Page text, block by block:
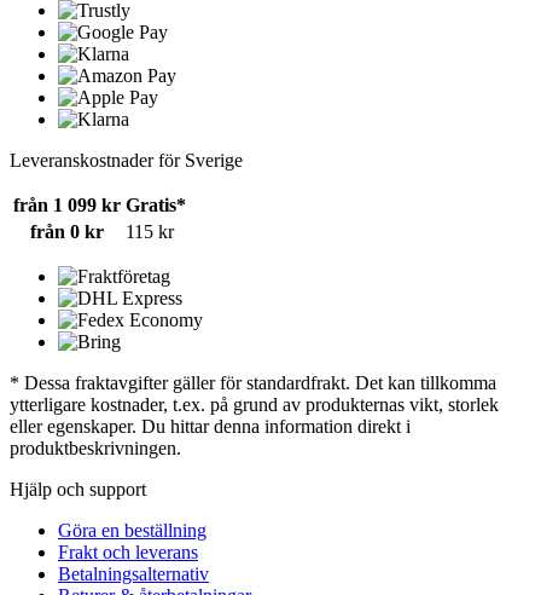
Leveranskostnader för Sverige
från 1 099 kr Gratis*
från 0 kr
115 kr
* Dessa fraktavgifter gäller för standardfrakt. Det kan tillkomma
ytterligare kostnader, t.ex. på grund av produkternas vikt, storlek
eller egenskaper. Du hittar denna information direkt i
produktbeskrivningen.
Hjälp och support
Göra en beställning
Frakt och leverans
Betalningsalternativ